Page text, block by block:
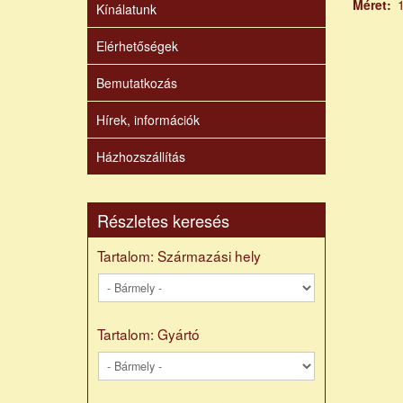
Kínálatunk
Elérhetőségek
Bemutatkozás
Hírek, információk
Házhozszállítás
Részletes keresés
Tartalom: Származási hely
Tartalom: Gyártó
Méret